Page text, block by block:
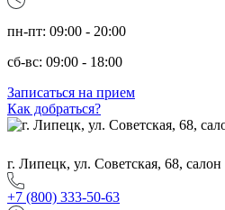
пн-пт: 09:00 - 20:00
сб-вс: 09:00 - 18:00
Записаться на прием
Как добраться?
г. Липецк, ул. Советская, 68,
+7 (800) 333-50-63